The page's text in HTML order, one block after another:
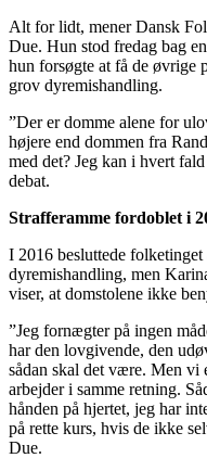
Alt for lidt, mener Dansk
Due. Hun stod fredag bag
hun forsøgte at få de øvrige
grov dyremishandling.
”Der er domme alene for
højere end dommen fra
med det? Jeg kan i hvert
debat.
Strafferamme fordoblet i
I 2016 besluttede
dyremishandling, men
viser, at domstolene ikke
”Jeg fornægter på ingen
har den lovgivende, den
sådan skal det være. Men vi
arbejder i samme retning.
hånden på hjertet, jeg har
på rette kurs, hvis de ikke
Due.